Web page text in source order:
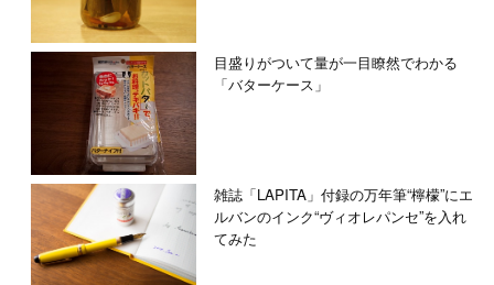
目盛りがついて量が一目瞭然でわかる
「バターケース」
雑誌「LAPITA」付録の万年筆“檸檬”にエ
ルバンのインク“ヴィオレパンセ”を入れ
てみた